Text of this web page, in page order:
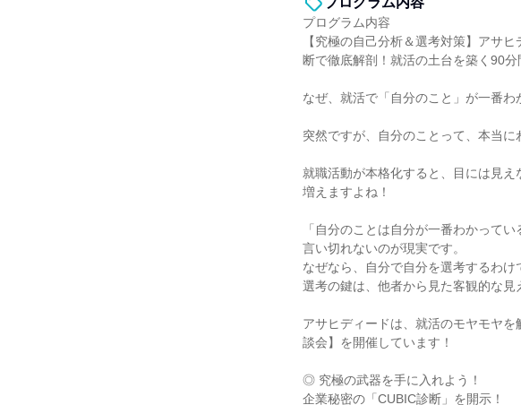
プログラム内容
【究極の自己分析＆選考対策】アサ
断で徹底解剖！就活の土台を築く90分
なぜ、就活で「自分のこと」が一番わ
突然ですが、自分のことって、本当に
就職活動が本格化すると、目には見
増えますよね！
「自分のことは自分が一番わかって
言い切れないのが現実です。
なぜなら、自分で自分を選考するわけ
選考の鍵は、他者から見た客観的な見
アサヒディードは、就活のモヤモヤ
談会】を開催しています！
◎ 究極の武器を手に入れよう！
企業秘密の「CUBIC診断」を開示！